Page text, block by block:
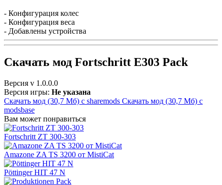
- Конфигурация колес
- Конфигурация веса
- Добавлены устройства
Скачать мод Fortschritt E303 Pack
Версия v 1.0.0.0
Версия игры: Не указана
Скачать мод (30,7 Мб) с sharemods Скачать мод (30,7 Мб) с
modsbase
Вам может понравиться
Fortschritt ZT 300-303
Amazone ZA TS 3200 от MistiCat
Pöttinger HIT 47 N